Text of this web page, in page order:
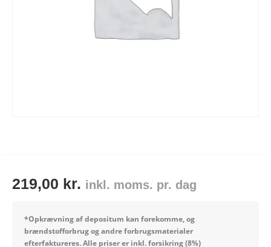
219,00 kr. inkl. moms. pr. dag
*Opkrævning af depositum kan forekomme, og
brændstofforbrug og andre forbrugsmaterialer
efterfaktureres.Alle priser er inkl. forsikring (8%)